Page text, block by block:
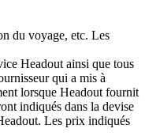
du voyage, etc. Les
Headout ainsi que tous
qui a mis à
lorsque Headout fournit
indiqués dans la devise
Les prix indiqués